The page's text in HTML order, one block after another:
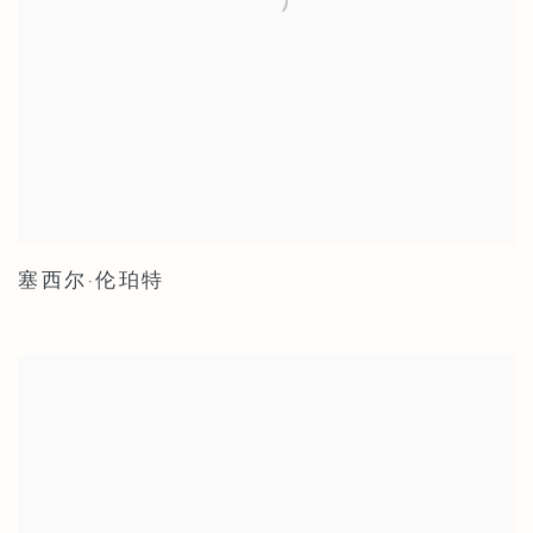
塞西尔·伦珀特